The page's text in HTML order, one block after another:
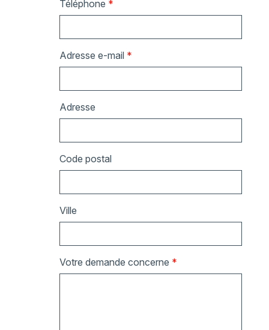
Téléphone *
Adresse e-mail *
Adresse
Code postal
Ville
Votre demande concerne *